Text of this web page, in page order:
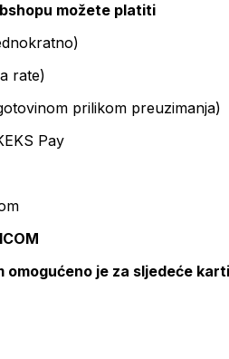
možete platiti
rate)
prilikom preuzimanja)
Pay
omogućeno je za sljedeće